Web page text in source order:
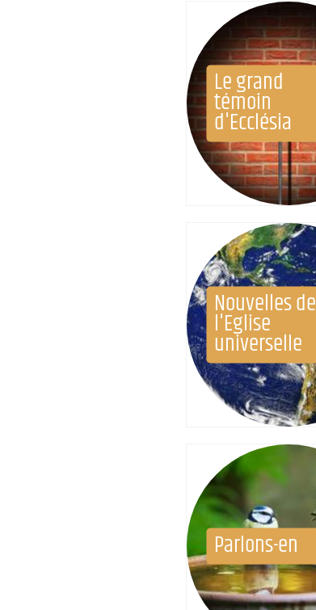
Le grand
témoin
d'Ecclésia
Nouvelles de
l'Eglise
universelle
Parlons-en